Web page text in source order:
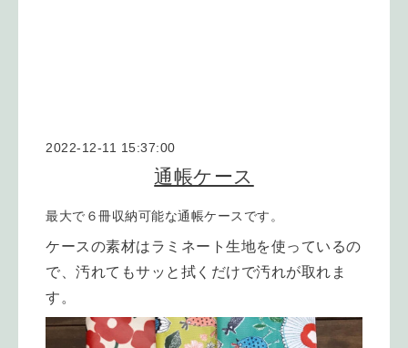
2022-12-11 15:37:00
通帳ケース
最大で６冊収納可能な通帳ケースです。
ケースの素材はラミネート生地を使っているの
で、汚れてもサッと拭くだけで汚れが取れま
す。